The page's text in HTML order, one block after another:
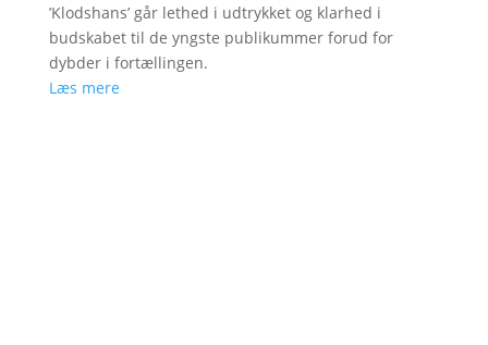
’Klodshans’ går lethed i udtrykket og klarhed i
budskabet til de yngste publikummer forud for
dybder i fortællingen.
Læs mere